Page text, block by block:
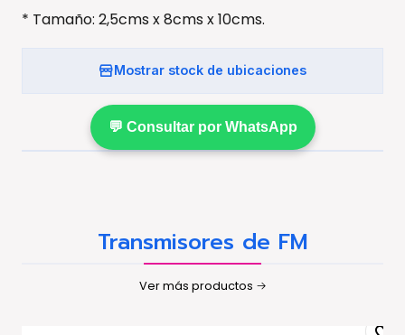
* Tamaño: 2,5cms x 8cms x 10cms.
Mostrar stock de ubicaciones
💬 Consultar por WhatsApp
Transmisores de FM
Ver más productos